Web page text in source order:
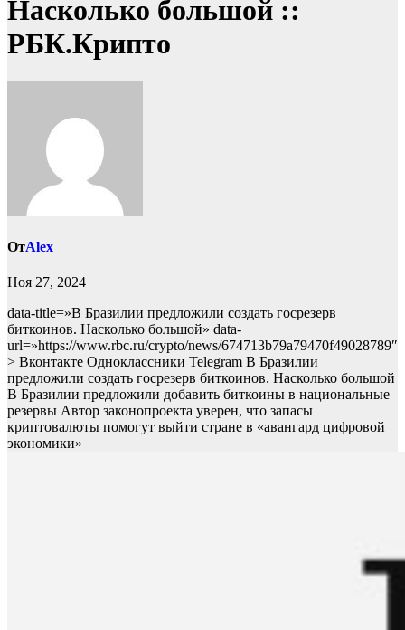
Насколько большой ::
РБК.Крипто
ОтAlex
Ноя 27, 2024
data-title=»В Бразилии предложили создать госрезерв
биткоинов. Насколько большой» data-
url=»https://www.rbc.ru/crypto/news/674713b79a79470f49028789″
> Вконтакте Одноклассники Telegram В Бразилии
предложили создать госрезерв биткоинов. Насколько большой
В Бразилии предложили добавить биткоины в национальные
резервы Автор законопроекта уверен, что запасы
криптовалюты помогут выйти стране в «авангард цифровой
экономики»